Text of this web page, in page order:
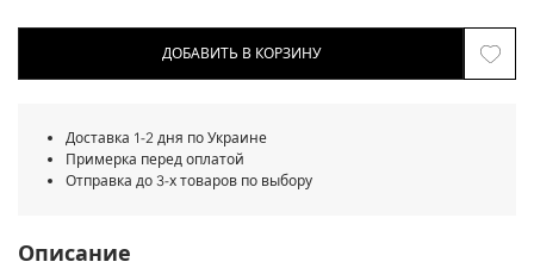
ДОБАВИТЬ В КОРЗИНУ
Доставка 1-2 дня по Украине
Примерка перед оплатой
Отправка до 3-х товаров по выбору
Описание